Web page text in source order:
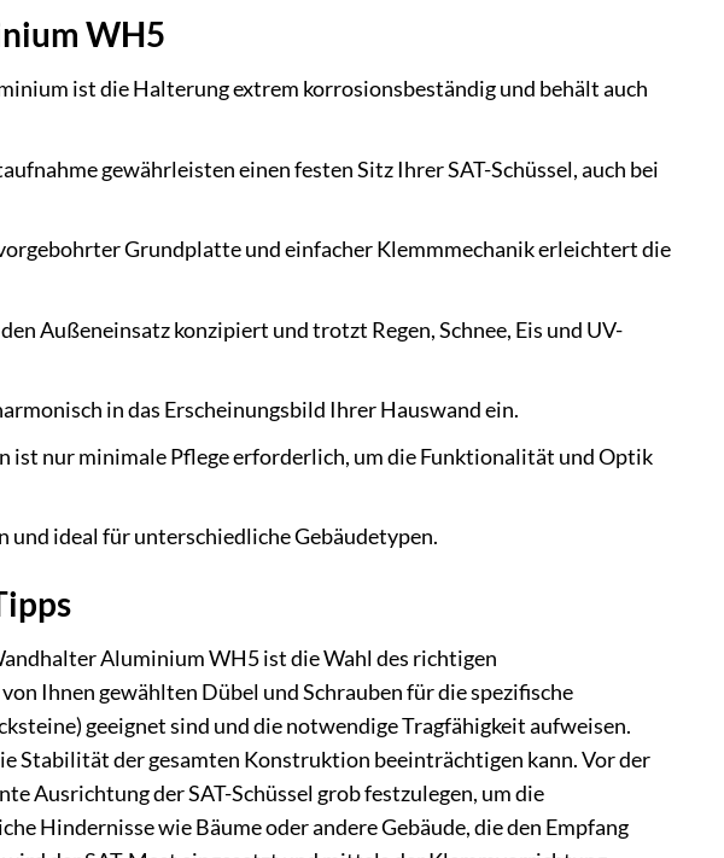
WH5
ist die Halterung extrem korrosionsbeständig und behält auch
gewährleisten einen festen Sitz Ihrer SAT-Schüssel, auch bei
Grundplatte und einfacher Klemmmechanik erleichtert die
Außeneinsatz konzipiert und trotzt Regen, Schnee, Eis und UV-
in das Erscheinungsbild Ihrer Hauswand ein.
ist nur minimale Pflege erforderlich, um die Funktionalität und Optik
und ideal für unterschiedliche Gebäudetypen.
Aluminium WH5 ist die Wahl des richtigen
Ihnen gewählten Dübel und Schrauben für die spezifische
geeignet sind und die notwendige Tragfähigkeit aufweisen.
Stabilität der gesamten Konstruktion beeinträchtigen kann. Vor der
Ausrichtung der SAT-Schüssel grob festzulegen, um die
Hindernisse wie Bäume oder andere Gebäude, die den Empfang